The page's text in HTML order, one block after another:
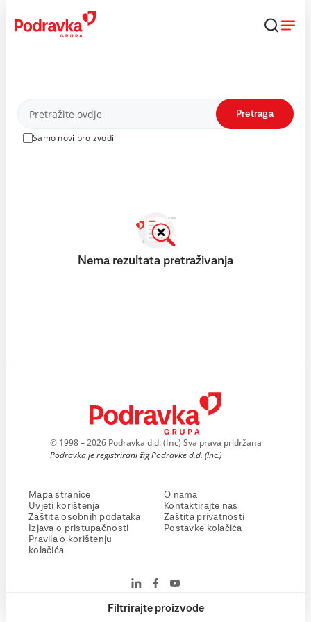
content
Proizvodi
Samo novi proizvodi
Pretraga
Filtrirajte proizvode
Nema rezultata pretraživanja
© 1998 – 2026 Podravka d.d. (Inc) Sva prava pridržana
Podravka je registrirani žig Podravke d.d. (Inc.)
Mapa stranice
Uvjeti korištenja
Zaštita osobnih podataka
Izjava o pristupačnosti
Pravila o korištenju
kolačića
O nama
Kontaktirajte nas
Zaštita privatnosti
Postavke kolačića